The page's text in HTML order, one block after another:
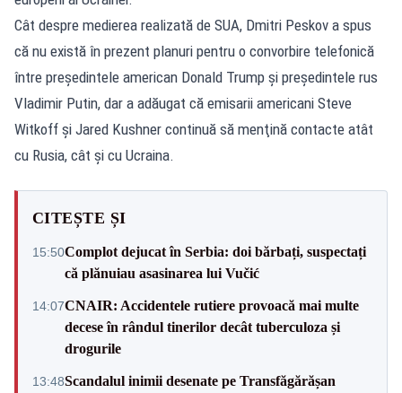
Cât despre medierea realizată de SUA, Dmitri Peskov a spus
că nu există în prezent planuri pentru o convorbire telefonică
între preşedintele american Donald Trump şi preşedintele rus
Vladimir Putin, dar a adăugat că emisarii americani Steve
Witkoff şi Jared Kushner continuă să menţină contacte atât
cu Rusia, cât şi cu Ucraina.
CITEȘTE ȘI
15:50Complot dejucat în Serbia: doi bărbați, suspectați
că plănuiau asasinarea lui Vučić
14:07CNAIR: Accidentele rutiere provoacă mai multe
decese în rândul tinerilor decât tuberculoza și
drogurile
13:48Scandalul inimii desenate pe Transfăgărășan